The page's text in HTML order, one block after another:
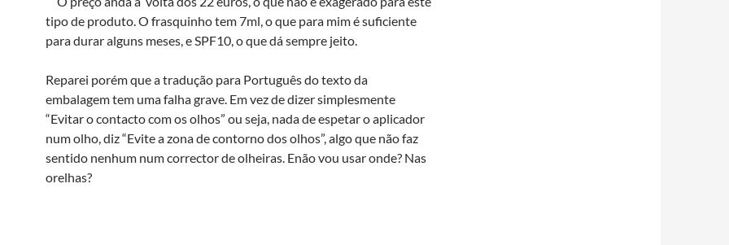
tipo de produto. O frasquinho tem 7ml, o que para mim é suficiente
para durar alguns meses, e SPF10, o que dá sempre jeito.
Reparei porém que a tradução para Português do texto da
embalagem tem uma falha grave. Em vez de dizer simplesmente
“Evitar o contacto com os olhos” ou seja, nada de espetar o aplicador
num olho, diz “Evite a zona de contorno dos olhos”, algo que não faz
sentido nenhum num corrector de olheiras. Enão vou usar onde? Nas
orelhas?